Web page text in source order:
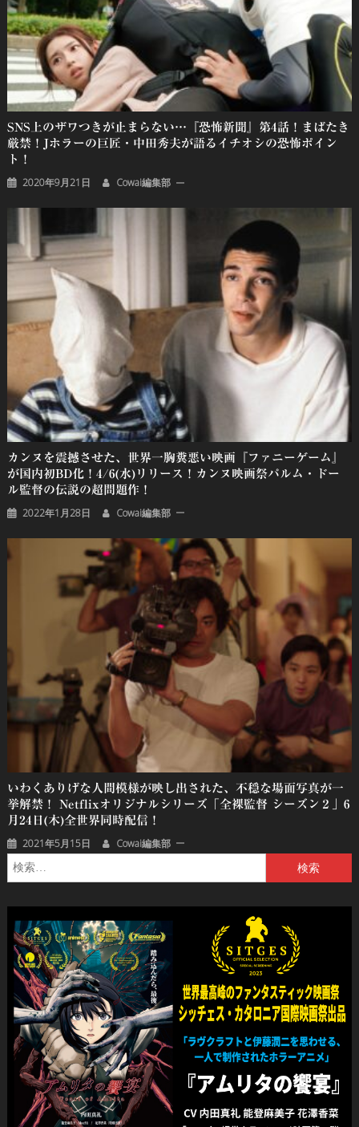
SNS上のザワつきが止まらない…『恐怖新聞』第4話！まばたき
厳禁！Jホラーの巨匠・中田秀夫が語るイチオシの恐怖ポイン
ト！
2020年9月21日 Cowai編集部
カンヌを震撼させた、世界一胸糞悪い映画『ファニーゲーム』
が国内初BD化！4/6(水)リリース！カンヌ映画祭パルム・ドー
ル監督の伝説の超問題作！
2022年1月28日 Cowai編集部
いわくありげな人間模様が映し出された、不穏な場面写真が一
挙解禁！ Netflixオリジナルシリーズ「全裸監督 シーズン２」6
月24日(木)全世界同時配信！
2021年5月15日 Cowai編集部
索: